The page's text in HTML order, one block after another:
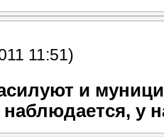
11:51)
и
у